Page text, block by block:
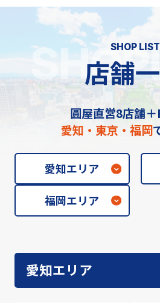
SHOP LIST
店舗
圓屋直営8店舗＋
愛知・東京・福岡
愛知エリア
福岡エリア
愛知エリア